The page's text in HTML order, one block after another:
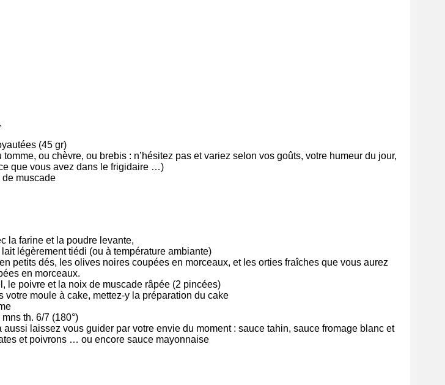
(45 gr)
ou chèvre, ou brebis : n’hésitez pas et variez selon vos goûts, votre humeur du jour,
que vous avez dans le frigidaire …)
muscade
la farine et la poudre levante,
légèrement tiédi (ou à température ambiante)
petits dés, les olives noires coupées en morceaux, et les orties fraîches que vous aurez
en morceaux.
le poivre et la noix de muscade râpée (2 pincées)
votre moule à cake, mettez-y la préparation du cake
th. 6/7 (180°)
aussi laissez vous guider par votre envie du moment : sauce tahin, sauce fromage blanc et
et poivrons … ou encore sauce mayonnaise